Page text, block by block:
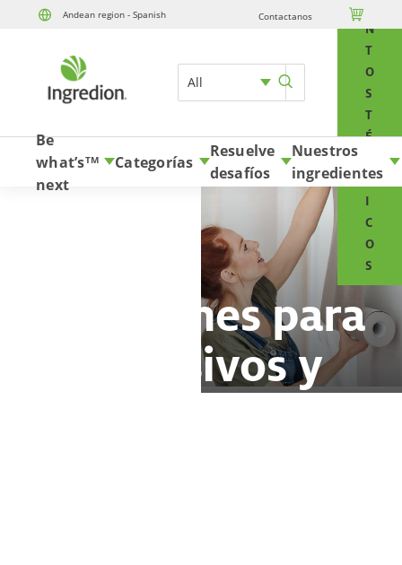
Andean region - Spanish Contactanos 
All
N
T
O
S
T
É
N
I
C
O
S
Be
what’s
next
TM Categorías
Resuelve
desafíos
Nuestros
ingredientes
Soluciones para
adhesivos y